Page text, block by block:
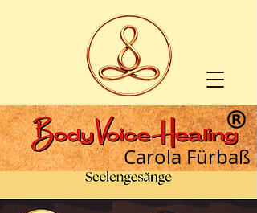
Carola Fürbaß